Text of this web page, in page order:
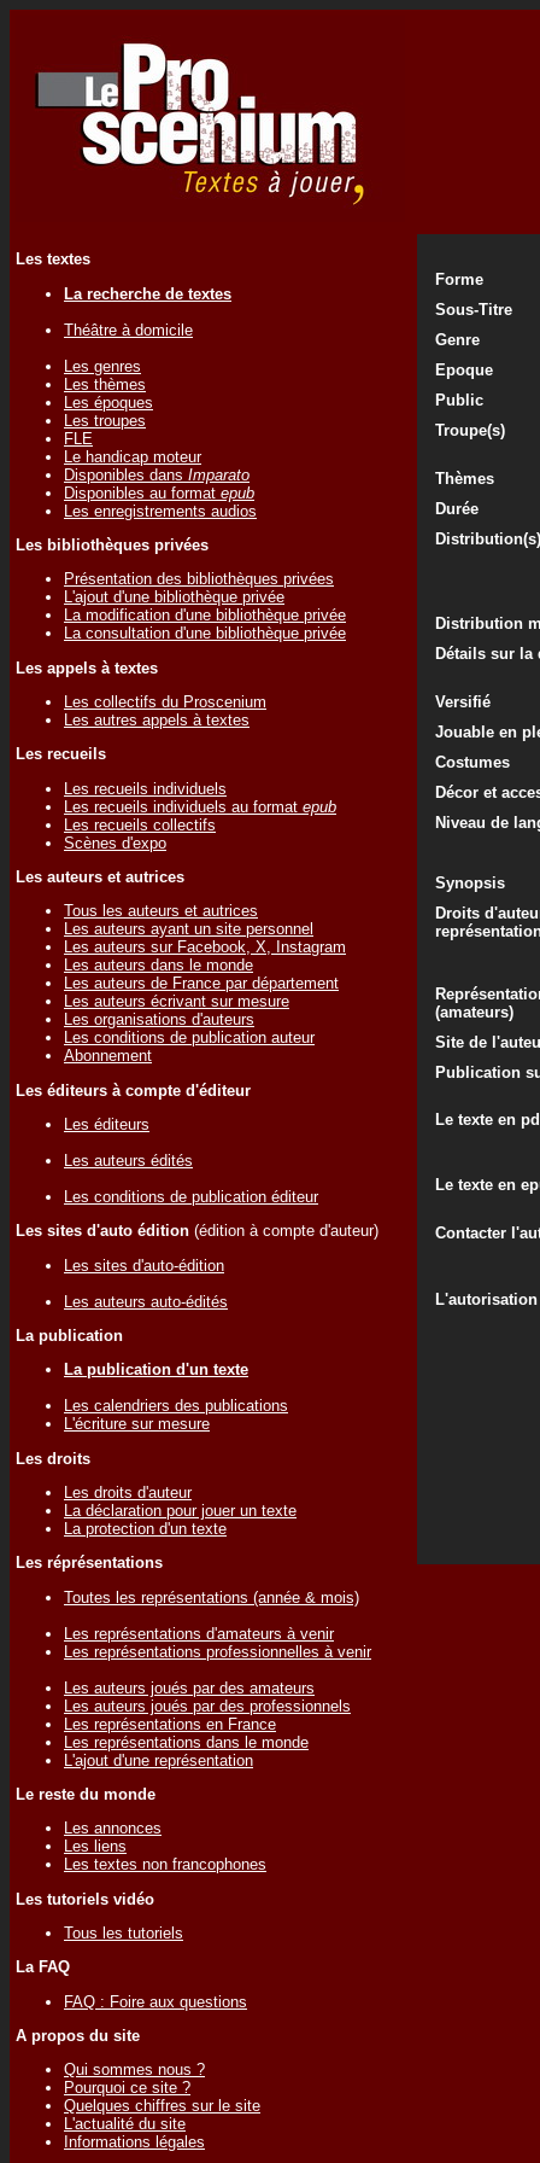
Les textes
La recherche de textes
Théâtre à domicile
Les genres
Les thèmes
Les époques
Les troupes
FLE
Le handicap moteur
Disponibles dans Imparato
Disponibles au format epub
Les enregistrements audios
Les bibliothèques privées
Présentation des bibliothèques privées
L'ajout d'une bibliothèque privée
La modification d'une bibliothèque privée
La consultation d'une bibliothèque privée
Les appels à textes
Les collectifs du Proscenium
Les autres appels à textes
Les recueils
Les recueils individuels
Les recueils individuels au format epub
Les recueils collectifs
Scènes d'expo
Les auteurs et autrices
Tous les auteurs et autrices
Les auteurs ayant un site personnel
Les auteurs sur Facebook, X, Instagram
Les auteurs dans le monde
Les auteurs de France par département
Les auteurs écrivant sur mesure
Les organisations d'auteurs
Les conditions de publication auteur
Abonnement
Les éditeurs à compte d'éditeur
Les éditeurs
Les auteurs édités
Les conditions de publication éditeur
Les sites d'auto édition (édition à compte d'auteur)
Les sites d'auto-édition
Les auteurs auto-édités
La publication
La publication d'un texte
Les calendriers des publications
L'écriture sur mesure
Les droits
Les droits d'auteur
La déclaration pour jouer un texte
La protection d'un texte
Les réprésentations
Toutes les représentations (année & mois)
Les représentations d'amateurs à venir
Les représentations professionnelles à venir
Les auteurs joués par des amateurs
Les auteurs joués par des professionnels
Les représentations en France
Les représentations dans le monde
L'ajout d'une représentation
Le reste du monde
Les annonces
Les liens
Les textes non francophones
Les tutoriels vidéo
Tous les tutoriels
La FAQ
FAQ : Foire aux questions
A propos du site
Qui sommes nous ?
Pourquoi ce site ?
Quelques chiffres sur le site
L'actualité du site
Informations légales
Forme
Sous-Titre
Genre
Epoque
Public
Troupe(s)
Thèmes
Durée
Distribution(s)
Distribution
Détails sur
Versifié
Jouable en
Costumes
Décor et
Niveau de
Synopsis
Droits
(amateurs)
Site de
Publication
Le texte en
Le texte en
Contacter
L'autorisation